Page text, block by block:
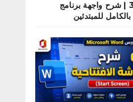
الحلقة 3 | شرح واجهة برنامج